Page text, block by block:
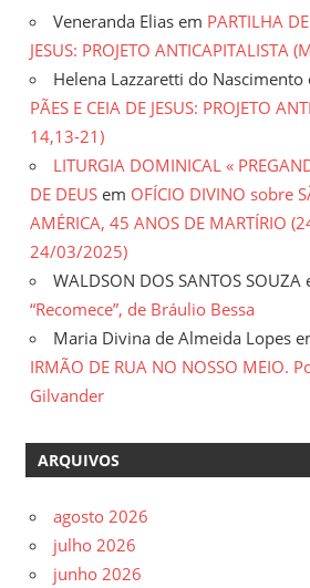
Veneranda Elias em PARTILHA
JESUS: PROJETO ANTICAPITALISTA
Helena Lazzaretti do Nascimento
PÃES E CEIA DE JESUS: PROJETO
14,13-21)
LITURGIA DOMINICAL «
DE DEUS em OFÍCIO DIVINO sobre
AMÉRICA, 45 ANOS DE MARTÍRIO
24/03/2025)
WALDSON DOS SANTOS SOUZA
“Recomece”, de Bráulio Bessa
Maria Divina de Almeida Lopes
IRMÃO DE RUA NO NOSSO MEIO.
Gilvander
ARQUIVOS
agosto 2026
julho 2026
junho 2026